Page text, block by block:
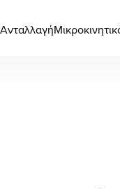
Ανταλλαγή